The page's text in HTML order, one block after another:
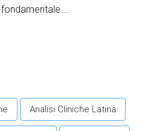
Analisi Cliniche Latina